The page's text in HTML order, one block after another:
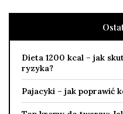
Dieta 1200 kcal – jak
ryzyka?
Pajacyki – jak poprawić